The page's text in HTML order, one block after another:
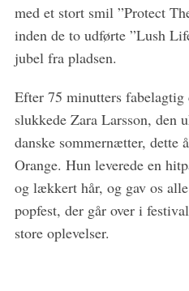
med et stort smil ”Protect
inden de to udførte ”Lush
jubel fra pladsen.
Efter 75 minutters fabelagtig
slukkede Zara Larsson, den
danske sommernætter, dette
Orange. Hun leverede en
og lækkert hår, og gav os
popfest, der går over i
store oplevelser.